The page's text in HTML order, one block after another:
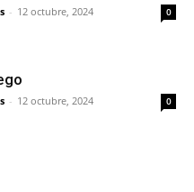
- 12 octubre, 2024 0
- 12 octubre, 2024 0